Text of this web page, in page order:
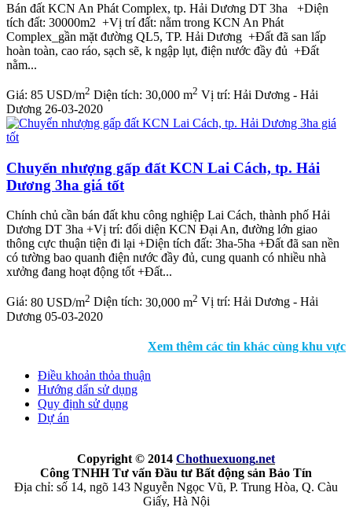
Bán đất KCN An Phát Complex, tp. Hải Dương DT 3ha +Diện
tích đất: 30000m2 +Vị trí đất: nằm trong KCN An Phát
Complex_gần mặt đường QL5, TP. Hải Dương +Đất đã san lấp
hoàn toàn, cao ráo, sạch sẽ, k ngập lụt, điện nước đầy đủ +Đất
nằm...
Giá: 85 USD/m2 Diện tích: 30,000 m2 Vị trí: Hải Dương - Hải
Dương 26-03-2020
Chuyển nhượng gấp đất KCN Lai Cách, tp. Hải
Dương 3ha giá tốt
Chính chủ cần bán đất khu công nghiệp Lai Cách, thành phố Hải
Dương DT 3ha +Vị trí: đối diện KCN Đại An, đường lớn giao
thông cực thuận tiện đi lại +Diện tích đất: 3ha-5ha +Đất đã san nền
có tường bao quanh điện nước đầy đủ, cung quanh có nhiều nhà
xưởng đang hoạt động tốt +Đất...
Giá: 80 USD/m2 Diện tích: 30,000 m2 Vị trí: Hải Dương - Hải
Dương 05-03-2020
Xem thêm các tin khác cùng khu vực
Điều khoản thỏa thuận
Hướng dẩn sử dụng
Quy định sử dụng
Dự án
Copyright © 2014 Chothuexuong.net
Công TNHH Tư vấn Đầu tư Bất động sản Bảo Tín
Địa chỉ: số 14, ngõ 143 Nguyễn Ngọc Vũ, P. Trung Hòa, Q. Càu
Giấy, Hà Nội